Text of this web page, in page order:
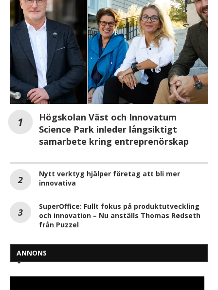
Högskolan Väst och Innovatum
Science Park inleder långsiktigt
samarbete kring entreprenörskap
Nytt verktyg hjälper företag att bli mer
innovativa
SuperOffice: Fullt fokus på produktutveckling
och innovation – Nu anställs Thomas Rødseth
från Puzzel
ANNONS